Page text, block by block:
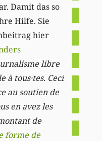
Damit das so
Hilfe. Sie
hier
libre
à tous·tes. Ceci
au soutien de
en avez les
de
forme de